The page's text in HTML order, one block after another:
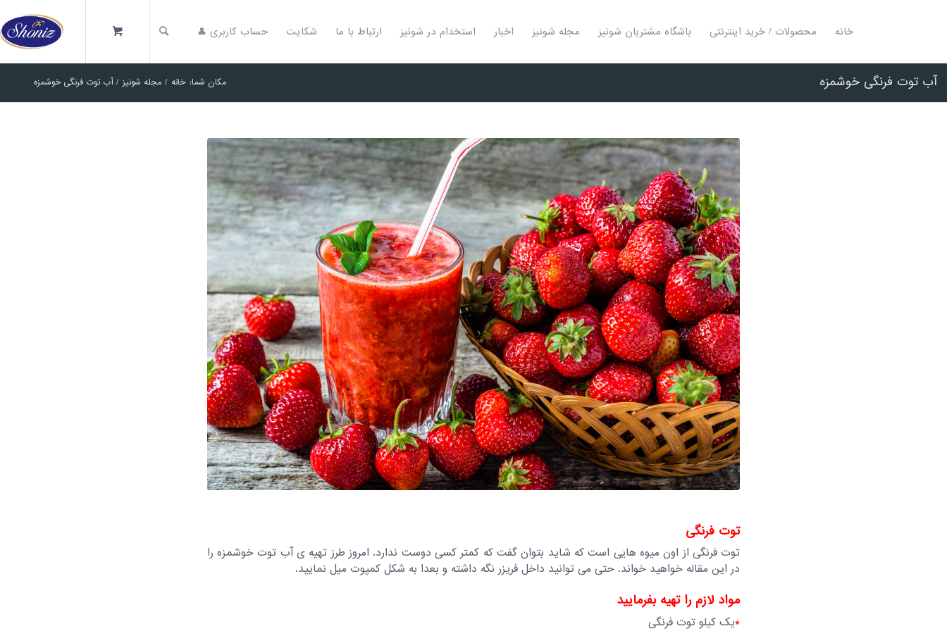
خانه محصولات / خرید اینترنتی باشگاه مشتریان شونیز مجله شونیز اخبار استخدام در شونیز ارتباط با ما شکایت حساب کاربری 👤
آب توت فرنگی خوشمزه مکان شما: خانه / مجله شونیز / آب توت فرنگی خوشمزه
توت فرنگی
توت فرنگی از اون میوه هایی است که شاید بتوان گفت که کمتر کسی دوست ندارد. امروز طرز تهیه ی آب توت خوشمزه را
در این مقاله خواهید خواند. حتی می توانید داخل فریزر نگه داشته و بعدا به شکل کمپوت میل نمایید.
مواد لازم را تهیه بفرمایید
*یک کیلو توت فرنگی